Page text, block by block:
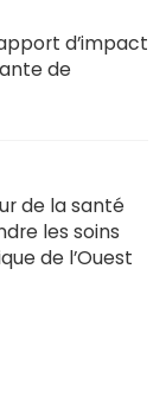
d’impact
de
de la santé
les soins
de l’Ouest